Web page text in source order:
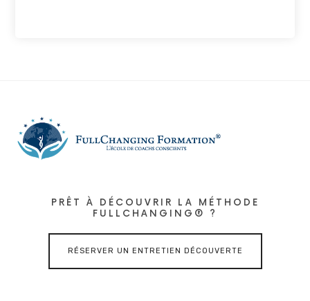
PRÊT À DÉCOUVRIR LA MÉTHODE
FULLCHANGING® ?
RÉSERVER UN ENTRETIEN DÉCOUVERTE